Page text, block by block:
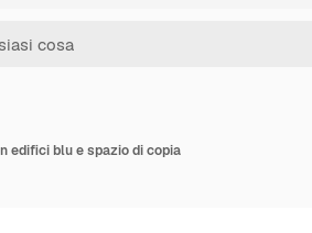
edifici blu e spazio di copia